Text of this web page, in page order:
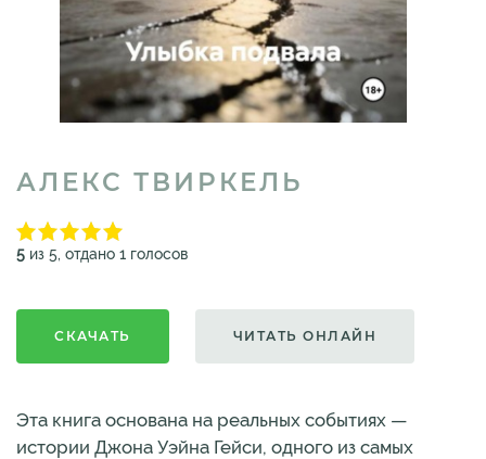
АЛЕКС ТВИРКЕЛЬ
5 из 5, отдано 1 голосов
СКАЧАТЬ ЧИТАТЬ ОНЛАЙН
Эта книга основана на реальных событиях —
истории Джона Уэйна Гейси, одного из самых